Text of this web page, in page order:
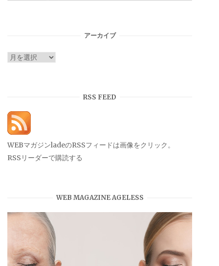
アーカイブ
ア
RSS FEED
WEBマガジンladeのRSSフィードは画像をクリック。
RSSリーダーで購読する
WEB MAGAZINE AGELESS